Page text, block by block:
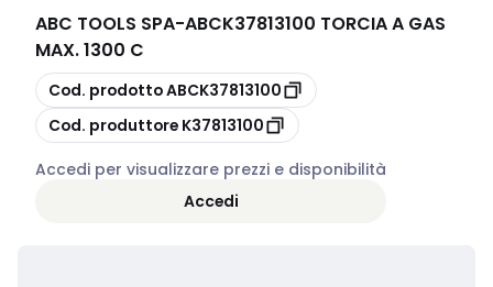
ABC TOOLS SPA-ABCK37813100 TORCIA A GAS
MAX. 1300 C
copia
Cod. prodottoABCK37813100
copia
Cod. produttore K37813100
Accedi per visualizzare prezzi e disponibilità
Accedi